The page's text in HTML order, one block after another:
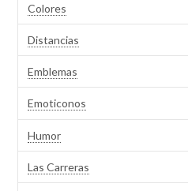
Colores
Distancias
Emblemas
Emoticonos
Humor
Las Carreras